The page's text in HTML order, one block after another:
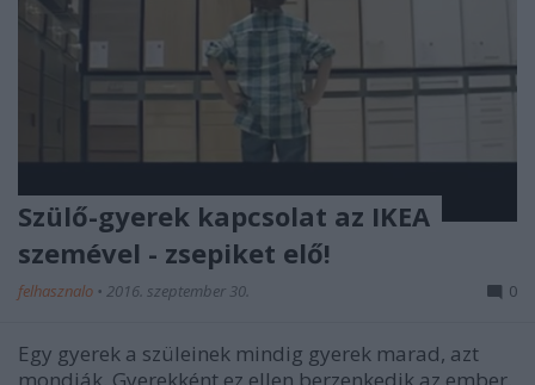
Szülő-gyerek kapcsolat az IKEA
szemével - zsepiket elő!
felhasznalo • 2016. szeptember 30. 0
Egy gyerek a szüleinek mindig gyerek marad, azt